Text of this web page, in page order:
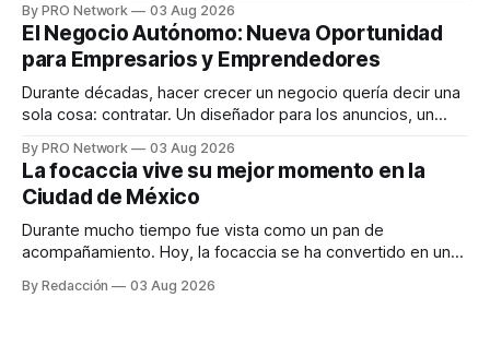
INTERIUS, el problema suele estar en otro lugar. Durante
una entrevista para el podcast SER PRO, el especialista en
marketing digital explicó que
By PRO Network 03 Aug 2026
El Negocio Autónomo: Nueva Oportunidad
para Empresarios y Emprendedores
Durante décadas, hacer crecer un negocio quería decir una
sola cosa: contratar. Un diseñador para los anuncios, un
para los textos, alguien que supiera de publicidad digital
para encontrar prospectos, un vendedor para atender
llamadas y mensajes, y —con suerte— una persona
By PRO Network 03 Aug 2026
La focaccia vive su mejor momento en la
Ciudad de México
Durante mucho tiempo fue vista como un pan de
acompañamiento. Hoy, la focaccia se ha convertido en uno
artesanal, ingredientes de calidad y experiencias que
By Redacción 03 Aug 2026